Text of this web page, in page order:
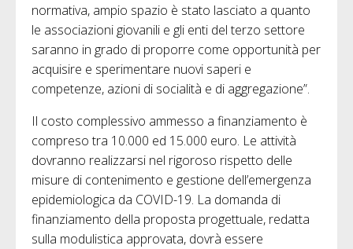
normativa, ampio spazio è stato lasciato a quanto
le associazioni giovanili e gli enti del terzo settore
saranno in grado di proporre come opportunità per
acquisire e sperimentare nuovi saperi e
competenze, azioni di socialità e di aggregazione”.
Il costo complessivo ammesso a finanziamento è
compreso tra 10.000 ed 15.000 euro. Le attività
dovranno realizzarsi nel rigoroso rispetto delle
misure di contenimento e gestione dell’emergenza
epidemiologica da COVID-19. La domanda di
finanziamento della proposta progettuale, redatta
sulla modulistica approvata, dovrà essere